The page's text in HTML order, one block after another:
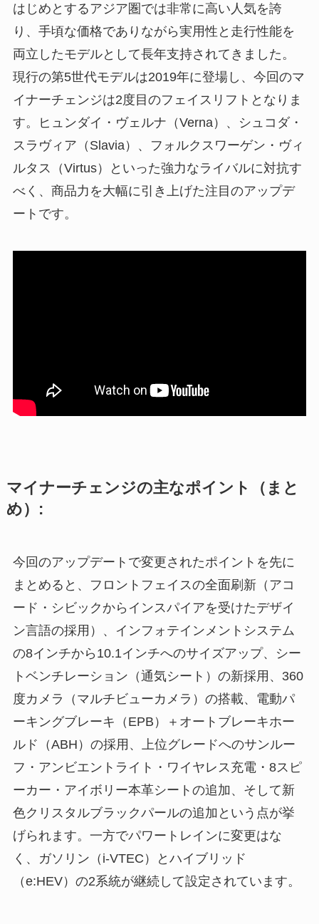
はじめとするアジア圏では非常に高い人気を誇
り、手頃な価格でありながら実用性と走行性能を
両立したモデルとして長年支持されてきました。
現行の第5世代モデルは2019年に登場し、今回のマ
イナーチェンジは2度目のフェイスリフトとなりま
す。ヒュンダイ・ヴェルナ（Verna）、シュコダ・
スラヴィア（Slavia）、フォルクスワーゲン・ヴィ
ルタス（Virtus）といった強力なライバルに対抗す
べく、商品力を大幅に引き上げた注目のアップデ
ートです。
マイナーチェンジの主なポイント（まと
め）:
今回のアップデートで変更されたポイントを先に
まとめると、フロントフェイスの全面刷新（アコ
ード・シビックからインスパイアを受けたデザイ
ン言語の採用）、インフォテインメントシステム
の8インチから10.1インチへのサイズアップ、シー
トベンチレーション（通気シート）の新採用、360
度カメラ（マルチビューカメラ）の搭載、電動パ
ーキングブレーキ（EPB）＋オートブレーキホー
ルド（ABH）の採用、上位グレードへのサンルー
フ・アンビエントライト・ワイヤレス充電・8スピ
ーカー・アイボリー本革シートの追加、そして新
色クリスタルブラックパールの追加という点が挙
げられます。一方でパワートレインに変更はな
く、ガソリン（i-VTEC）とハイブリッド
（e:HEV）の2系統が継続して設定されています。